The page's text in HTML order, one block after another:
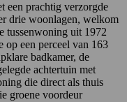
een prachtig verzorgde
drie woonlagen, welkom
tussenwoning uit 1972
op een perceel van 163
badkamer, de
achtertuin met
die direct als thuis
groene voordeur